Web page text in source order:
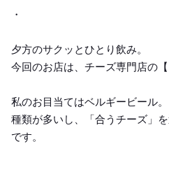
・
夕方のサクッとひとり飲み。
今回のお店は、チーズ専門店の【
私のお目当てはベルギービール。
種類が多いし、「合うチーズ」
です。